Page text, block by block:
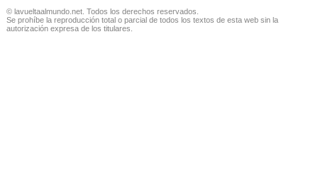
© lavueltaalmundo.net. Todos los derechos reservados.
Se prohíbe la reproducción total o parcial de todos los textos de esta web sin la
autorización expresa de los titulares.